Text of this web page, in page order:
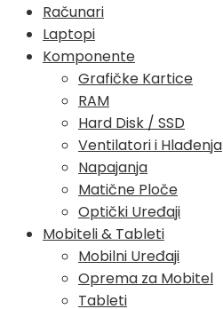
Računari
Laptopi
Komponente
Grafičke Kartice
RAM
Hard Disk / SSD
Ventilatori i Hlađenja
Napajanja
Matične Ploče
Optički Uređaji
Mobiteli & Tableti
Mobilni Uređaji
Oprema za Mobitel
Tableti